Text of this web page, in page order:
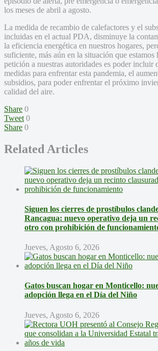
los meses de abril a agosto.
La medida de recambio de calefactores y el
incluidas en el actual PDA, disminuye la
la eficiencia energética en nuestros hogares,
suficiente, más aún en la situación que
petición a nuestras autoridades es poder incluir
medidas para enfrentar esta pandemia, el
subsidios, para poder enfrentar el próximo
calidad del aire.
Share 0
Tweet 0
Share 0
Related Articles
Siguen los cierres de prostíbulos
Rancagua: nuevo operativo deja un
otro con prohibición de
Jueves, Agosto 6, 2026
Gatos buscan hogar en Monticello:
adopción llega en el Día del Niño
Jueves, Agosto 6, 2026